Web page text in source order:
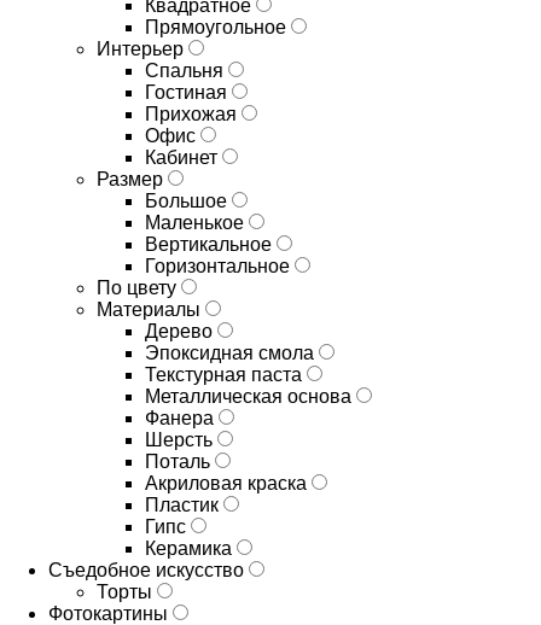
Квадратное
Прямоугольное
Интерьер
Спальня
Гостиная
Прихожая
Офис
Кабинет
Размер
Большое
Маленькое
Вертикальное
Горизонтальное
По цвету
Материалы
Дерево
Эпоксидная смола
Текстурная паста
Металлическая основа
Фанера
Шерсть
Поталь
Акриловая краска
Пластик
Гипс
Керамика
Съедобное искусство
Торты
Фотокартины